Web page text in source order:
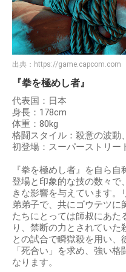
出典： https://game.capcom.com
『拳を極めし者』
代表国：日本
身長：178cm
体重：80kg
格闘スタイル：殺意の波動
初登場：スーパーストリー
『拳を極めし者』を自ら
登場と印象的な技の数々で
きな影響を与えています
弟弟子で、共にゴウテツに
たちにとっては師叔にあた
り、禁断の力とされていた
との試合で瞬獄殺を用い、
「死合い」を求め、強い
なります。